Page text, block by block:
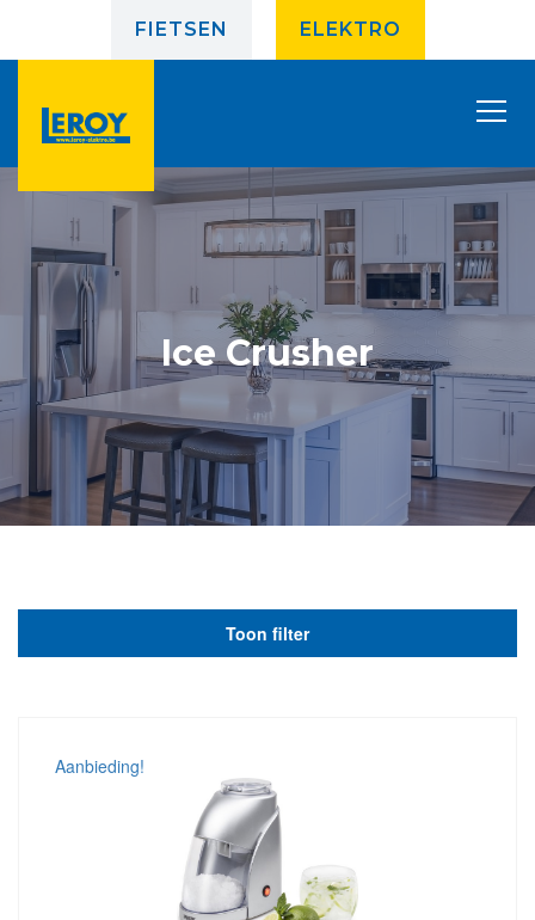
FIETSEN ELEKTRO
Ice Crusher
Toon filter
Aanbieding!